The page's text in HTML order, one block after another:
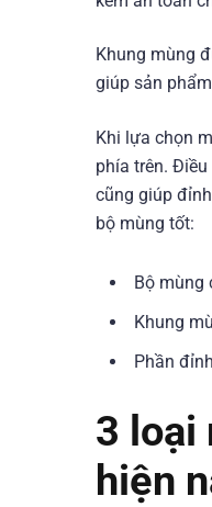
Khung mùng
giúp sản
Khi lựa chọn
phía trên.
cũng giúp
bộ mùng tốt:
Bộ mùng
Khung
Phần
3 loại
hiện